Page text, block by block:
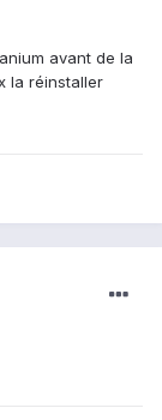
avant de la
la réinstaller